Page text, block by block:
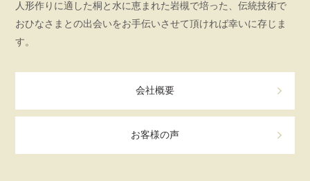
人形作りに適した桐と水に恵まれた岩槻で培った、伝統技術で
おひなさまとの出会いをお手伝いさせて頂ければ幸いに存じま
す。
会社概要
お客様の声